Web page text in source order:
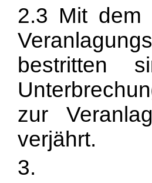
2.3 Mit dem
bestritten
zur
verjährt.
3.